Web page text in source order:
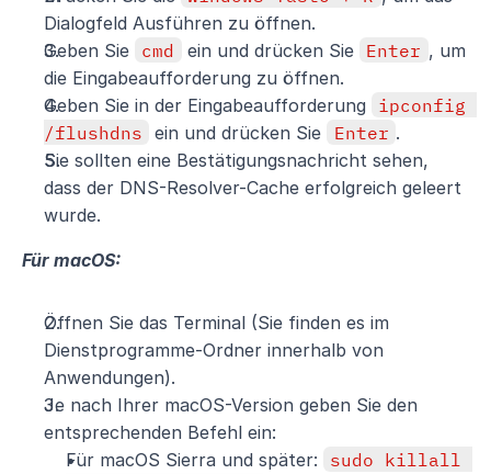
Dialogfeld Ausführen zu öffnen.
Geben Sie cmd ein und drücken Sie Enter , um
die Eingabeaufforderung zu öffnen.
Geben Sie in der Eingabeaufforderung
ipconfig
/flushdns ein und drücken Sie Enter .
Sie sollten eine Bestätigungsnachricht sehen,
dass der DNS-Resolver-Cache erfolgreich geleert
wurde.
Für macOS:
Öffnen Sie das Terminal (Sie finden es im
Dienstprogramme-Ordner innerhalb von
Anwendungen).
Je nach Ihrer macOS-Version geben Sie den
entsprechenden Befehl ein:
Für macOS Sierra und später:
sudo killall